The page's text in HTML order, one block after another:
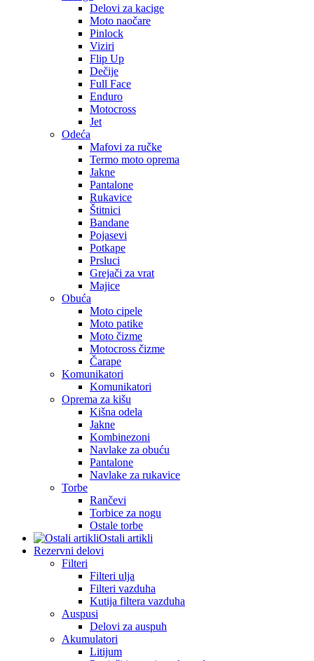
Delovi za kacige
Moto naočare
Pinlock
Viziri
Flip Up
Dečije
Full Face
Enduro
Motocross
Jet
Odeća
Mafovi za ručke
Termo moto oprema
Jakne
Pantalone
Rukavice
Štitnici
Bandane
Pojasevi
Potkape
Prsluci
Grejači za vrat
Majice
Obuća
Moto cipele
Moto patike
Moto čizme
Motocross čizme
Čarape
Komunikatori
Komunikatori
Oprema za kišu
Kišna odela
Jakne
Kombinezoni
Navlake za obuću
Pantalone
Navlake za rukavice
Torbe
Rančevi
Torbice za nogu
Ostale torbe
Ostali artikli
Rezervni delovi
Filteri
Filteri ulja
Filteri vazduha
Kutija filtera vazduha
Auspusi
Delovi za auspuh
Akumulatori
Litijum